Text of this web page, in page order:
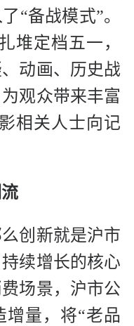
“备战模式”。
堆定档五一，
动画、历史战
观众带来丰富
相关人士向记
创新就是沪市
续增长的核心
场景，沪市公
增量，将“老品